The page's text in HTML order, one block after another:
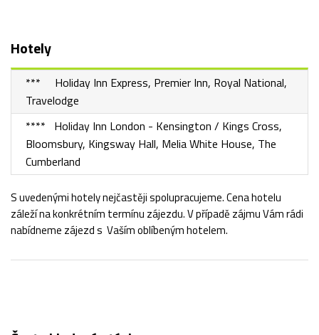
Hotely
*** Holiday Inn Express, Premier Inn, Royal National,
Travelodge
**** Holiday Inn London - Kensington / Kings Cross,
Bloomsbury, Kingsway Hall, Melia White House, The
Cumberland
S uvedenými hotely nejčastěji spolupracujeme. Cena hotelu
záleží na konkrétním termínu zájezdu. V případě zájmu Vám rádi
nabídneme zájezd s Vaším oblíbeným hotelem.